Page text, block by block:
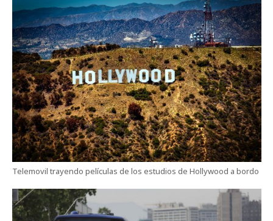
Telemovil trayendo películas de los estudios de Hollywood a bordo